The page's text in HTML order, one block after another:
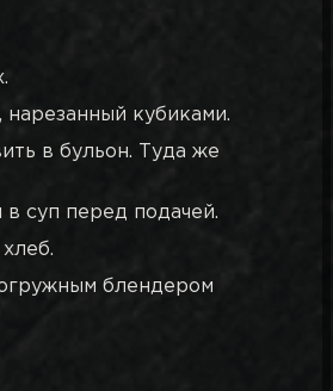
нарезанный кубиками.
в бульон. Туда же
в суп перед подачей.
блендером